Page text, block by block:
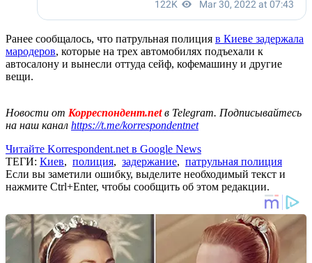
Ранее сообщалось, что патрульная полиция в Киеве задержала
мародеров, которые на трех автомобилях подъехали к
автосалону и вынесли оттуда сейф, кофемашину и другие
вещи.
Новости от Корреспондент.netв Telegram. Подписывайтесь
на наш канал https://t.me/korrespondentnet
Читайте Korrespondent.net в Google News
ТЕГИ: Киев, полиция, задержание, патрульная полиция
Если вы заметили ошибку, выделите необходимый текст и
нажмите Ctrl+Enter, чтобы сообщить об этом редакции.